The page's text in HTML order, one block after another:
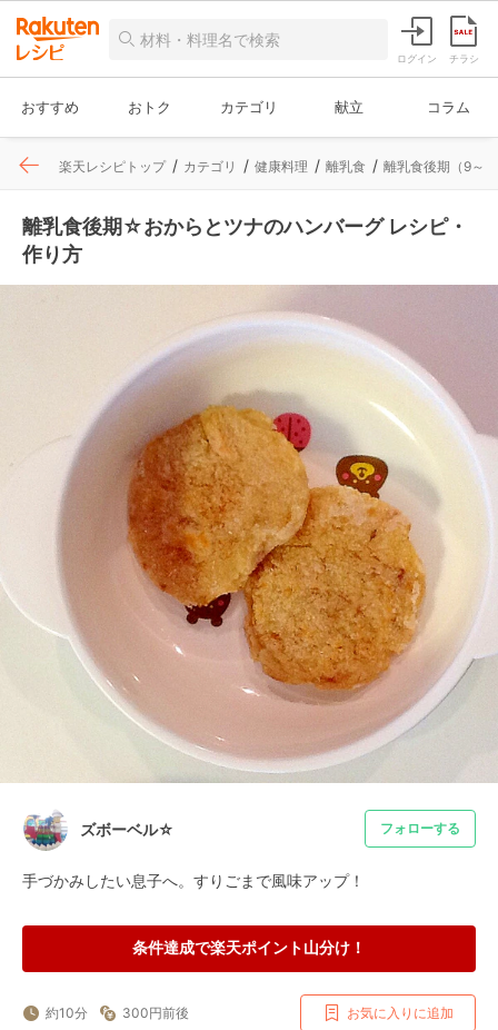
ログイン チラシ
おすすめ おトク カテゴリ 献立 コラム
楽天レシピトップ カテゴリ 健康料理 離乳食 離乳食後期（9～
離乳食後期☆おからとツナのハンバーグ レシピ・
作り方
ズボーベル☆ フォローする
手づかみしたい息子へ。すりごまで風味アップ！
条件達成で楽天ポイント山分け！
約10分 300円前後 お気に入りに追加